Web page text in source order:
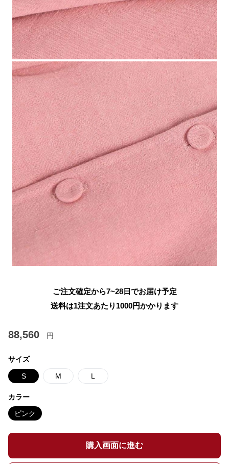
ご注文確定から7~28日でお届け予定
送料は1注文あたり 1000円かかります
88,560 円
サイズ
S M L
カラー
ピンク
購入画面に進む